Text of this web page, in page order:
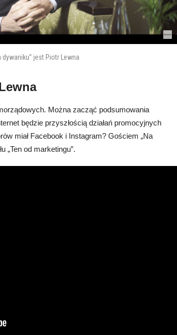
dywaniku” jest Piotr Lewna
Można zacząć podsumowania
będzie przyszłością działań promocyjnych
miał Facebook i Instagram? Gościem „Na
„Ten od marketingu”.